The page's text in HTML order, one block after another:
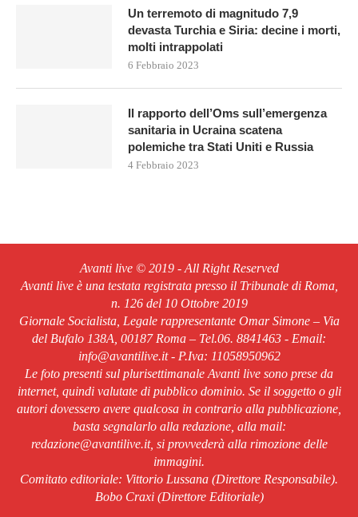
Un terremoto di magnitudo 7,9
devasta Turchia e Siria: decine i morti,
molti intrappolati
6 Febbraio 2023
Il rapporto dell’Oms sull’emergenza
sanitaria in Ucraina scatena
polemiche tra Stati Uniti e Russia
4 Febbraio 2023
Avanti live © 2019 - All Right Reserved
Avanti live è una testata registrata presso il Tribunale di Roma,
n. 126 del 10 Ottobre 2019
Giornale Socialista, Legale rappresentante Omar Simone – Via
del Bufalo 138A, 00187 Roma – Tel.06. 8841463 - Email:
info@avantilive.it - P.Iva: 11058950962
Le foto presenti sul plurisettimanale Avanti live sono prese da
internet, quindi valutate di pubblico dominio. Se il soggetto o gli
autori dovessero avere qualcosa in contrario alla pubblicazione,
basta segnalarlo alla redazione, alla mail:
redazione@avantilive.it, si provvederà alla rimozione delle
immagini.
Comitato editoriale: Vittorio Lussana (Direttore Responsabile).
Bobo Craxi (Direttore Editoriale)